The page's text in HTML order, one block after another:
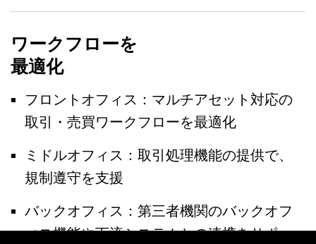
ワークフローを
最適化
フロントオフィス：マルチアセット対応の
取引・売買ワークフローを最適化
ミドルオフィス：取引処理機能の提供で、
規制遵守を支援
バックオフィス：第三者機関のバックオフ
ィス機能や下流システムとの連携をサポー